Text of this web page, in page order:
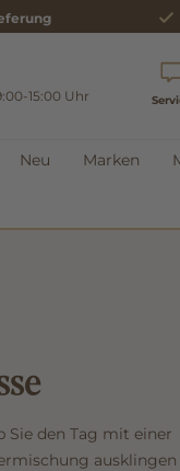
15:00 Uhr
Neu Marken
Sie den Tag mit einer
ausklingen